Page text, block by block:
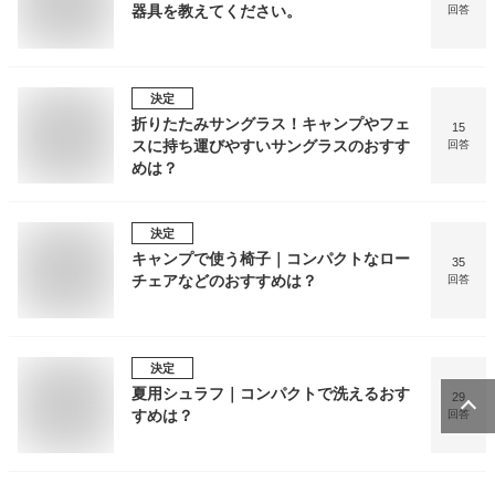
器具を教えてください。
回答
決定
折りたたみサングラス！キャンプやフェ
スに持ち運びやすいサングラスのおすす
めは？
15
回答
決定
キャンプで使う椅子｜コンパクトなロー
チェアなどのおすすめは？
35
回答
決定
夏用シュラフ｜コンパクトで洗えるおす
すめは？
29
回答